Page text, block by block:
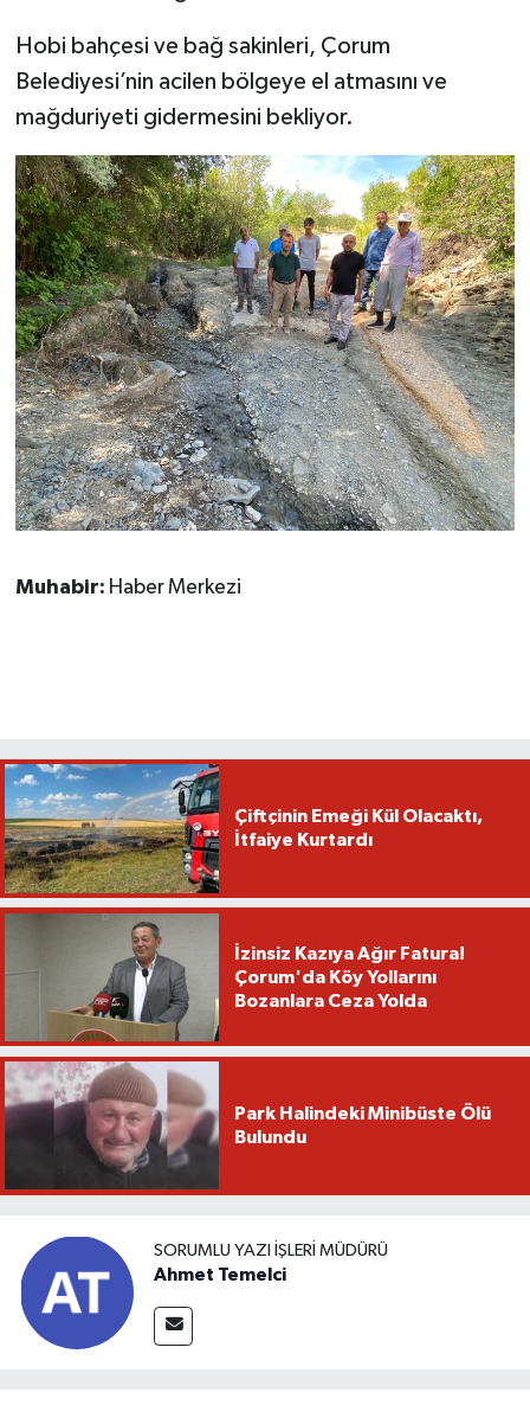
Hobi bahçesi ve bağ sakinleri, Çorum
Belediyesi’nin acilen bölgeye el atmasını ve
mağduriyeti gidermesini bekliyor.
Muhabir: Haber Merkezi
Çiftçinin Emeği Kül Olacaktı,
İtfaiye Kurtardı
İzinsiz Kazıya Ağır Fatura!
Çorum'da Köy Yollarını
Bozanlara Ceza Yolda
Park Halindeki Minibüste Ölü
Bulundu
SORUMLU YAZI İŞLERI MÜDÜRÜ
Ahmet Temelci